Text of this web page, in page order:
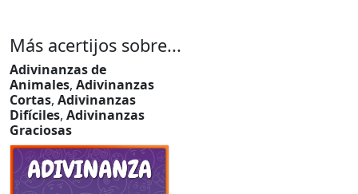
Más acertijos sobre...
Adivinanzas de
Animales, Adivinanzas
Cortas, Adivinanzas
Difíciles, Adivinanzas
Graciosas